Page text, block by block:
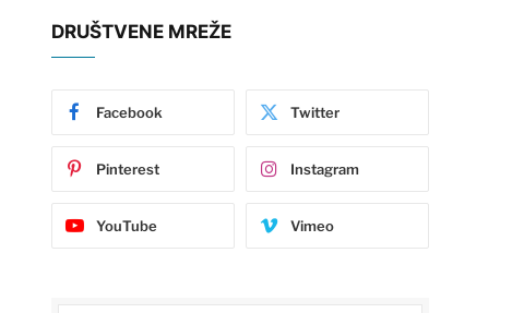
DRUŠTVENE MREŽE
Facebook Twitter
Pinterest Instagram
YouTube Vimeo